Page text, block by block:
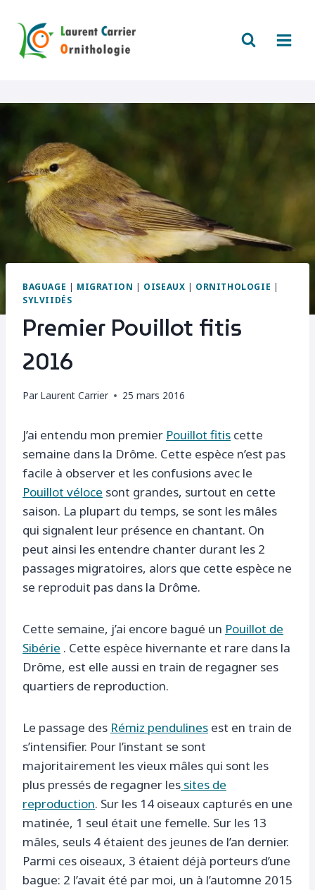
contenu
BAGUAGE | MIGRATION | OISEAUX | ORNITHOLOGIE |
SYLVIIDÉS
Premier Pouillot fitis
2016
Par Laurent Carrier 25 mars 2016
J’ai entendu mon premier Pouillot fitis cette
semaine dans la Drôme. Cette espèce n’est pas
facile à observer et les confusions avec le
Pouillot véloce sont grandes, surtout en cette
saison. La plupart du temps, se sont les mâles
qui signalent leur présence en chantant. On
peut ainsi les entendre chanter durant les 2
passages migratoires, alors que cette espèce ne
se reproduit pas dans la Drôme.
Cette semaine, j’ai encore bagué un Pouillot de
Sibérie . Cette espèce hivernante et rare dans la
Drôme, est elle aussi en train de regagner ses
quartiers de reproduction.
Le passage des Rémiz pendulines est en train de
s’intensifier. Pour l’instant se sont
majoritairement les vieux mâles qui sont les
plus pressés de regagner les sites de
reproduction. Sur les 14 oiseaux capturés en une
matinée, 1 seul était une femelle. Sur les 13
mâles, seuls 4 étaient des jeunes de l’an dernier.
Parmi ces oiseaux, 3 étaient déjà porteurs d’une
bague: 2 l’avait été par moi, un à l’automne 2015